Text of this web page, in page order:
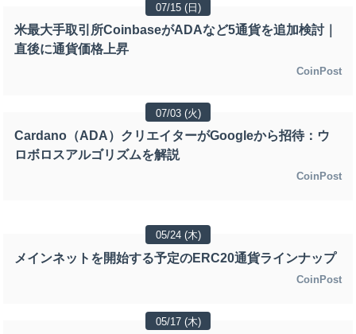
07/15 (日)
米最大手取引所CoinbaseがADAなど5通貨を追加検討｜
直後に通貨価格上昇
CoinPost
07/03 (火)
Cardano（ADA）クリエイターがGoogleから招待：ウ
ロボロスアルゴリズムを解説
CoinPost
05/24 (木)
メインネットを開始する予定のERC20通貨ラインナップ
CoinPost
05/17 (木)